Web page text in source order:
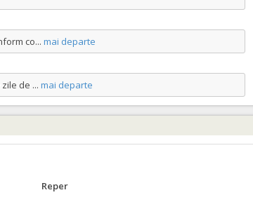
co... mai departe
de ... mai departe
Reper